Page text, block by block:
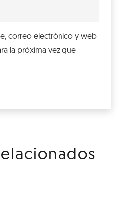
correo electrónico y web
la próxima vez que